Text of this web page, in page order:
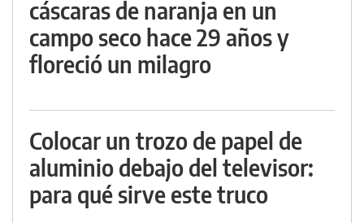
cáscaras de naranja en un
campo seco hace 29 años y
floreció un milagro
Colocar un trozo de papel de
aluminio debajo del televisor:
para qué sirve este truco